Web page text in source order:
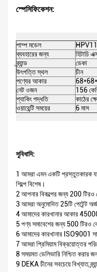
স্পেসিফিকেশন:
পাম্প মডেল
ব্যবহারের জন্য
হিটাচি
ব্র্যান্ড
ডেকা
উৎপত্তি স্থল
চীন
পণ্যের আকার
নেট ওজন
156
প্যাকিং পদ্ধতি
কাঠের
ওয়ারেন্টি সময়ের
6 মাস
সুবিধাদি:
1 আমরা এমন একটি প্রস্তুতকারক যা
শিল্পে বিশেষ।
2 আপনার বিকল্পের জন্য 200 টিরও
3 আমরা অনুমোদিত 25টি পেটেন্ট
4 আমাদের কারখানার আকার 45000
5 পণ্য সমাবেশের জন্য 500 টিরও
6 আমাদের কারখানার ISO9001
7 আমরা প্রিমিয়াম বিক্রয়োত্তর
8 সময়মত ডেলিভারি নিশ্চিত করার
9 DEKA চীনের সবচেয়ে বিখ্যাত